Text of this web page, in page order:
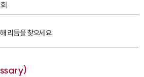
리듬을 찾으세요.